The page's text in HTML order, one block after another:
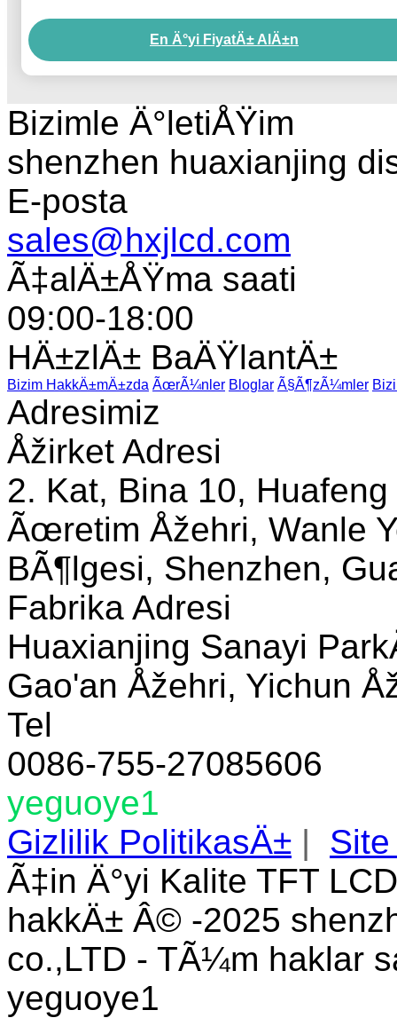
En Ä°yi FiyatÄ± AlÄ±n
Bizimle Ä°letiÅŸim
shenzhen huaxianjing
E-posta
sales@hxjlcd.com
Ã‡alÄ±ÅŸma saati
09:00-18:00
HÄ±zlÄ± BaÄŸlantÄ±
Bizim HakkÄ±mÄ±zda ÃœrÃ¼nler Bloglar Ã§Ã¶zÃ¼mler
Adresimiz
Åžirket Adresi
2. Kat, Bina 10,
Ãœretim Åžehri, Wanle
BÃ¶lgesi, Shenzhen,
Fabrika Adresi
Huaxianjing Sanayi
Gao'an Åžehri, Yichun
Tel
0086-755-27085606
yeguoye1
Gizlilik PolitikasÄ± |
Ã‡in Ä°yi Kalite TFT
hakkÄ± Â© -2025
co.,LTD - TÃ¼m haklar
yeguoye1